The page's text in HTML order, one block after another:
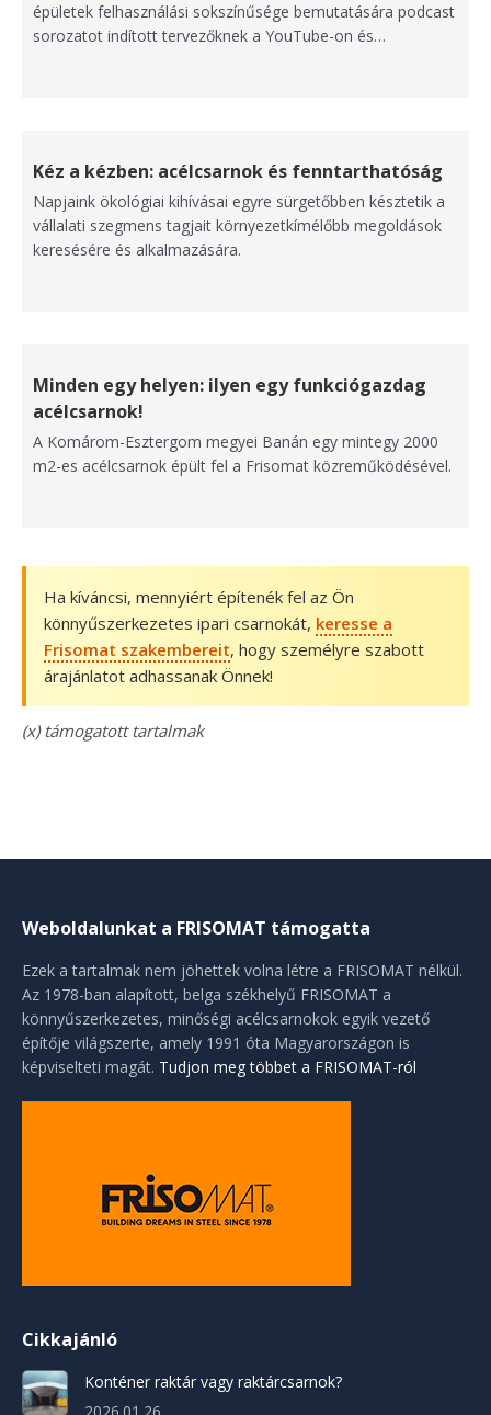
épületek felhasználási sokszínűsége bemutatására podcast
sorozatot indított tervezőknek a YouTube-on és…
Kéz a kézben: acélcsarnok és fenntarthatóság
Napjaink ökológiai kihívásai egyre sürgetőbben késztetik a
vállalati szegmens tagjait környezetkímélőbb megoldások
keresésére és alkalmazására.
Minden egy helyen: ilyen egy funkciógazdag
acélcsarnok!
A Komárom-Esztergom megyei Banán egy mintegy 2000
m2-es acélcsarnok épült fel a Frisomat közreműködésével.
Ha kíváncsi, mennyiért építenék fel az Ön
könnyűszerkezetes ipari csarnokát, keresse a
Frisomat szakembereit, hogy személyre szabott
árajánlatot adhassanak Önnek!
(x) támogatott tartalmak
Weboldalunkat a FRISOMAT támogatta
Ezek a tartalmak nem jöhettek volna létre a FRISOMAT nélkül.
Az 1978-ban alapított, belga székhelyű FRISOMAT a
könnyűszerkezetes, minőségi acélcsarnokok egyik vezető
építője világszerte, amely 1991 óta Magyarországon is
képviselteti magát. Tudjon meg többet a FRISOMAT-ról
Cikkajánló
Konténer raktár vagy raktárcsarnok?